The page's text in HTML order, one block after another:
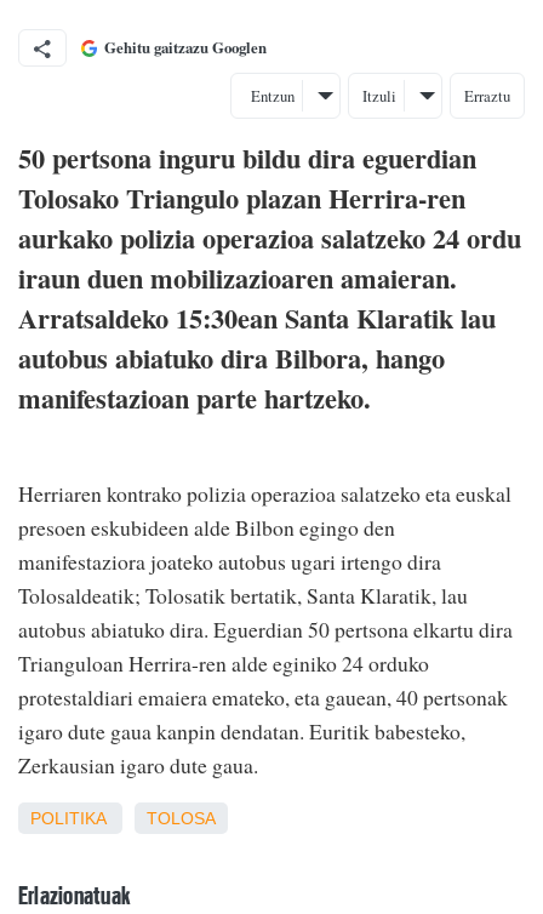
Gehitu gaitzazu Googlen
Entzun Itzuli Erraztu
50 pertsona inguru bildu dira eguerdian
Tolosako Triangulo plazan Herrira-ren
aurkako polizia operazioa salatzeko 24 ordu
iraun duen mobilizazioaren amaieran.
Arratsaldeko 15:30ean Santa Klaratik lau
autobus abiatuko dira Bilbora, hango
manifestazioan parte hartzeko.
Herriaren kontrako polizia operazioa salatzeko eta euskal
presoen eskubideen alde Bilbon egingo den
manifestaziora joateko autobus ugari irtengo dira
Tolosaldeatik; Tolosatik bertatik, Santa Klaratik, lau
autobus abiatuko dira. Eguerdian 50 pertsona elkartu dira
Trianguloan Herrira-ren alde eginiko 24 orduko
protestaldiari emaiera emateko, eta gauean, 40 pertsonak
igaro dute gaua kanpin dendatan. Euritik babesteko,
Zerkausian igaro dute gaua.
POLITIKA TOLOSA
Erlazionatuak